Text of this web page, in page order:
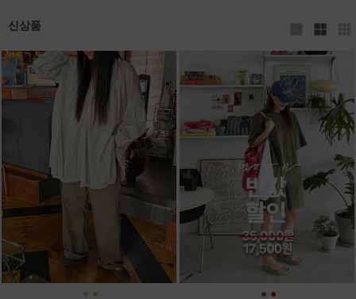
신상품
● ● ● ●